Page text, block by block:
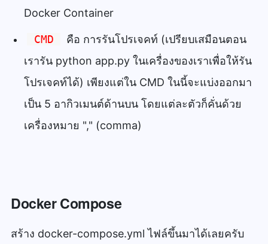
Docker Container
CMD
คือ การรันโปรเจคท์ (เปรียบเสมือนตอน
เรารัน python app.py ในเครื่องของเราเพื่อให้รัน
โปรเจคท์ได้) เพียงแต่ใน CMD ในนี้จะแบ่งออกมา
เป็น 5 อากิวเมนต์ด้านบน โดยแต่ละตัวก็คั่นด้วย
เครื่องหมาย "," (comma)
Docker Compose
สร้าง docker-compose.yml ไฟล์ขึ้นมาได้เลยครับ